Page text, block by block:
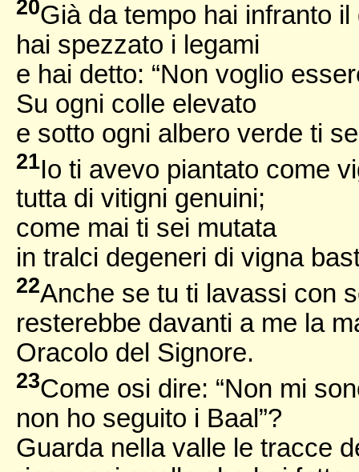
20Già da tempo hai infranto il
hai spezzato i legami
e hai detto: “Non voglio
Su ogni colle elevato
e sotto ogni albero verde ti
21Io ti avevo piantato come
tutta di vitigni genuini;
come mai ti sei mutata
in tralci degeneri di vigna
22Anche se tu ti lavassi con
resterebbe davanti a me la
Oracolo del Signore.
23Come osi dire: “Non mi
non ho seguito i Baal”?
Guarda nella valle le tracce